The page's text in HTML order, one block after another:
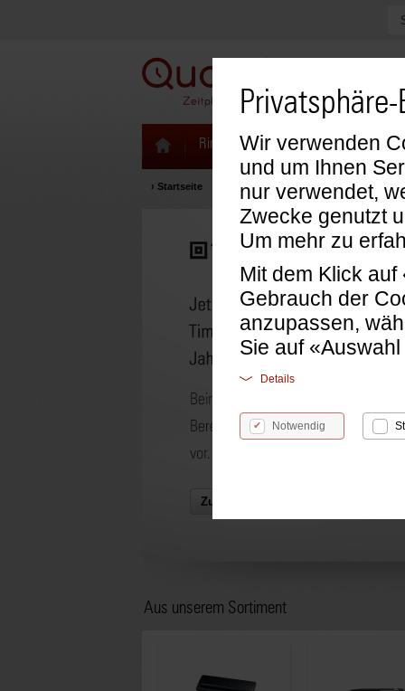
Wir verwenden
und um Ihnen
nur verwendet,
Zwecke genutzt
Um mehr zu
Mit dem Klick
Gebrauch der
anzupassen,
Sie auf
Details
Notwendig
Ringbücher & Zeitplaner
› Startseite
Zum Angebot
Aus unserem Sortiment